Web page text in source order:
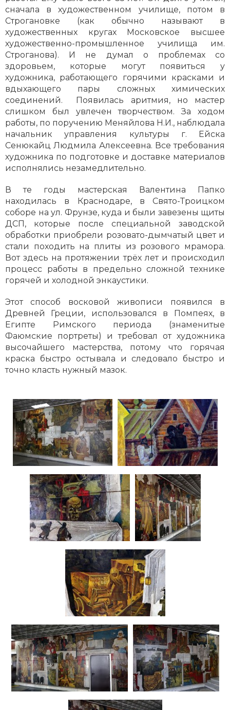
сначала в художественном училище, потом в
Строгановке (как обычно называют в
художественных кругах Московское высшее
художественно-промышленное училища им.
Строганова). И не думал о проблемах со
здоровьем, которые могут появиться у
художника, работающего горячими красками и
вдыхающего пары сложных химических
соединений. Появилась аритмия, но мастер
слишком был увлечен творчеством. За ходом
работы, по поручению Меняйлова Н.И., наблюдала
начальник управления культуры г. Ейска
Сенюкайц Людмила Алексеевна. Все требования
художника по подготовке и доставке материалов
исполнялись незамедлительно.
В те годы мастерская Валентина Папко
находилась в Краснодаре, в Свято-Троицком
соборе на ул. Фрунзе, куда и были завезены щиты
ДСП, которые после специальной заводской
обработки приобрели розовато-дымчатый цвет и
стали походить на плиты из розового мрамора.
Вот здесь на протяжении трёх лет и происходил
процесс работы в предельно сложной технике
горячей и холодной энкаустики.
Этот способ восковой живописи появился в
Древней Греции, использовался в Помпеях, в
Египте Римского периода (знаменитые
Фаюмские портреты) и требовал от художника
высочайшего мастерства, потому что горячая
краска быстро остывала и следовало быстро и
точно класть нужный мазок.